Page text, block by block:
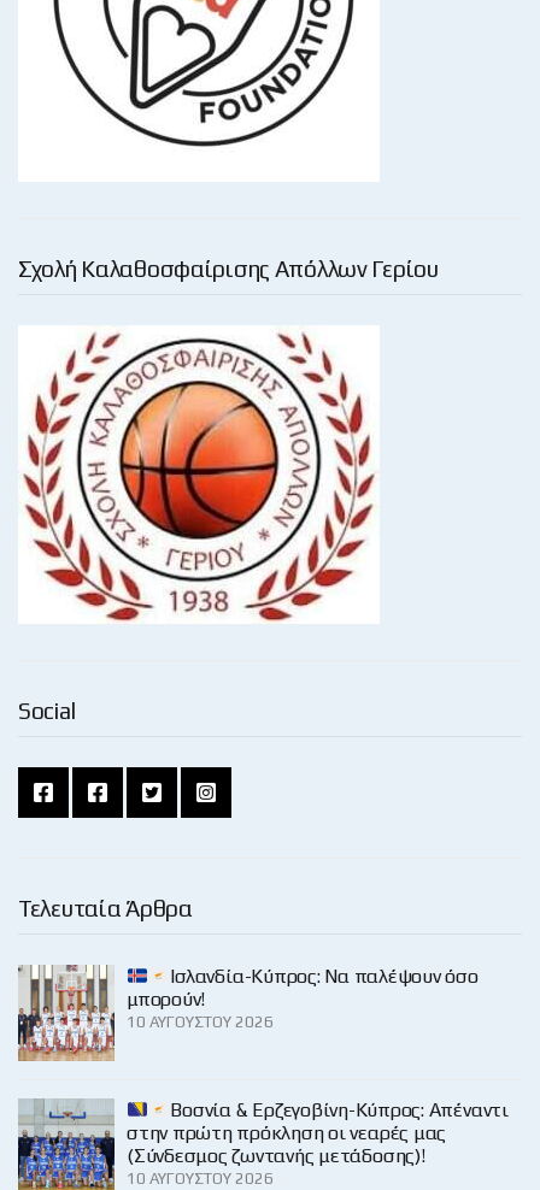
Σχολή Καλαθοσφαίρισης Απόλλων Γερίου
Social
Τελευταία Άρθρα
Ισλανδία-Κύπρος: Να παλέψουν όσο
μπορούν!
10 ΑΥΓΟΎΣΤΟΥ 2026
Βοσνία & Ερζεγοβίνη-Κύπρος: Απέναντι
στην πρώτη πρόκληση οι νεαρές μας
(Σύνδεσμος ζωντανής μετάδοσης)!
10 ΑΥΓΟΎΣΤΟΥ 2026